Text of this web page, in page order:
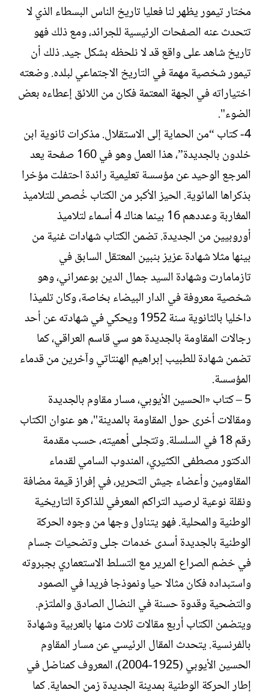
مختار تيمور يظهر لنا فعليا تاريخ الناس البسطاء الذي لا
تتحدث عنه الصفحات الرئيسية للجرائد، ومع ذلك فهو
تاريخ شاهد على واقع قد لا نلحظه بشكل جيد. ذلك أن
تيمور شخصية مهمة في التاريخ الاجتماعي لبلده. وضعته
اختياراته في الجهة المعتمة فكان من اللائق إعطاءه بعض
الضوء".
4- كتاب “من الحماية إلى الاستقلال. مذكرات ثانوية ابن
خلدون بالجديدة”، هذا العمل وهو في 160 صفحة يعد
المرجع الوحيد عن مؤسسة تعليمية رائدة احتفلت مؤخرا
بذكراها المائوية. الحيز الأكبر من الكتاب خُصص للتلاميذ
المغاربة وعددهم 16 بينما هناك 4 أسماء لتلاميذ
أوروبيين من الجديدة. تضمن الكتاب شهادات غنية من
بينها مثلا شهادة عزيز بنبين المعتقل السابق في
تازمامارت وشهادة السيد جمال الدين بوعمراني، وهو
شخصية معروفة في الدار البيضاء بخاصة، وكان تلميذا
داخليا بالثانوية سنة 1952 ويحكي في شهادته عن أحد
رجالات المقاومة بالجديدة هو سي قاسم العراقي، كما
تضمن شهادة للطبيب إبراهيم الهنتاتي وآخرين من قدماء
المؤسسة.
5 – كتاب «الحسين الأيوبي، مسار مقاوم بالجديدة
ومقالات أخرى حول المقاومة بالمدينة"، هو عنوان الكتاب
رقم 18 في السلسلة. وتتجلى أهميته، حسب مقدمة
الدكتور مصطفى الكثيري، المندوب السامي لقدماء
المقاومين وأعضاء جيش التحرير، في إفراز قيمة مضافة
ونقلة نوعية لرصيد التراكم المعرفي للذاكرة التاريخية
الوطنية والمحلية. فهو يتناول وجها من وجوه الحركة
الوطنية بالجديدة أسدى خدمات جلى وتضحيات جسام
في خضم الصراع المرير مع التسلط الاستعماري بجبروته
واستبداده فكان مثالا حيا ونموذجا فريدا في الصمود
والتضحية وقدوة حسنة في النضال الصادق والملتزم.
ويتضمن الكتاب أربع مقالات ثلاث منها بالعربية وشهادة
بالفرنسية. يتحدث المقال الرئيسي عن مسار المقاوم
الحسين الأيوبي (1925-2004)، المعروف كمناضل في
إطار الحركة الوطنية بمدينة الجديدة زمن الحماية. كما